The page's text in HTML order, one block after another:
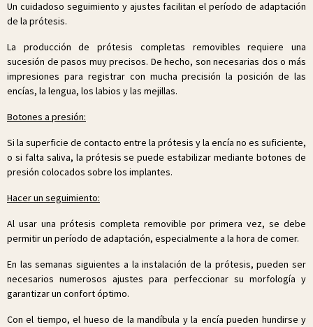
Un cuidadoso seguimiento y ajustes facilitan el período de adaptación
de la prótesis.
La producción de prótesis completas removibles requiere una
sucesión de pasos muy precisos. De hecho, son necesarias dos o más
impresiones para registrar con mucha precisión la posición de las
encías, la lengua, los labios y las mejillas.
Botones a presión:
Si la superficie de contacto entre la prótesis y la encía no es suficiente,
o si falta saliva, la prótesis se puede estabilizar mediante botones de
presión colocados sobre los implantes.
Hacer un seguimiento:
Al usar una prótesis completa removible por primera vez, se debe
permitir un período de adaptación, especialmente a la hora de comer.
En las semanas siguientes a la instalación de la prótesis, pueden ser
necesarios numerosos ajustes para perfeccionar su morfología y
garantizar un confort óptimo.
Con el tiempo, el hueso de la mandíbula y la encía pueden hundirse y